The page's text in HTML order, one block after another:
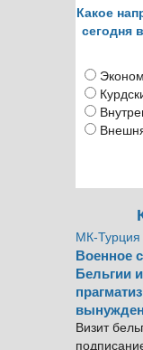
Какое
сегодня
МК-Турция
Военное
Бельгии
Визит